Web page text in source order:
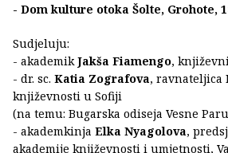
- Dom kulture otoka Šolte, Grohote,
Sudjeluju:
- akademik Jakša Fiamengo,
- dr. sc. Katia Zografova, ravnateljica
književnosti u Sofiji
(na temu: Bugarska odiseja Vesne
- akademkinja Elka Nyagolova,
akademije književnosti i umjetnosti,